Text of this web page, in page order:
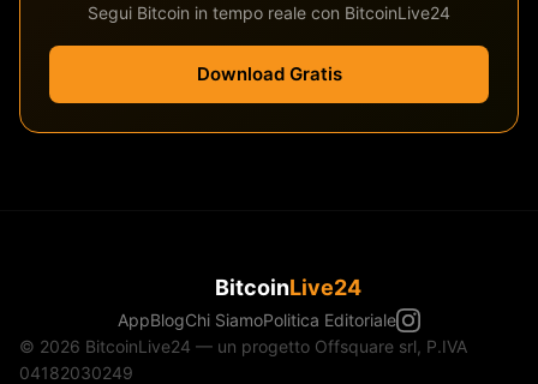
Segui Bitcoin in tempo reale con BitcoinLive24
Download Gratis
BitcoinLive24
AppBlogChi SiamoPolitica Editoriale
© 2026 BitcoinLive24 — un progetto Offsquare srl, P.IVA
04182030249